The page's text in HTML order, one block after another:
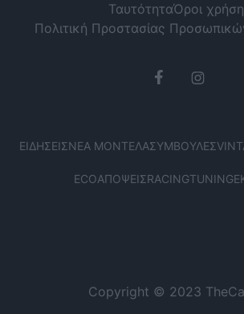
ΤαυτότηταΌροι
Πολιτική Προστασίας
ΕΙΔΉΣΕΙΣΝΈΑ ΜΟΝΤΈΛΑΣΥΜΒΟΥΛΈΣ
ECOΑΠΌΨΕΙΣRACINGTUNING
Copyright © 2023